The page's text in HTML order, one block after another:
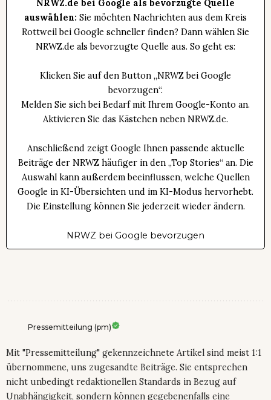
NRWZ.de bei Google als bevorzugte Quelle
auswählen: Sie möchten Nachrichten aus dem Kreis
Rottweil bei Google schneller finden? Dann wählen Sie
NRWZ.de als bevorzugte Quelle aus. So geht es:
Klicken Sie auf den Button „NRWZ bei Google
bevorzugen“.
Melden Sie sich bei Bedarf mit Ihrem Google-Konto an.
Aktivieren Sie das Kästchen neben NRWZ.de.
Anschließend zeigt Google Ihnen passende aktuelle
Beiträge der NRWZ häufiger in den „Top Stories“ an. Die
Auswahl kann außerdem beeinflussen, welche Quellen
Google in KI-Übersichten und im KI-Modus hervorhebt.
Die Einstellung können Sie jederzeit wieder ändern.
NRWZ bei Google bevorzugen
Pressemitteilung (pm)
Mit "Pressemitteilung" gekennzeichnete Artikel sind meist 1:1
übernommene, uns zugesandte Beiträge. Sie entsprechen
nicht unbedingt redaktionellen Standards in Bezug auf
Unabhängigkeit, sondern können gegebenenfalls eine